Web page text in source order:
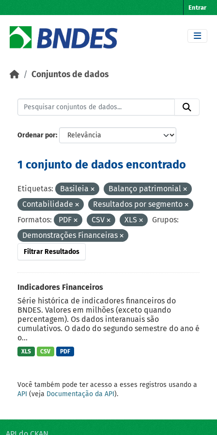
Entrar
Conjuntos de dados
Ordenar por
1 conjunto de dados encontrado
Etiquetas: Basileia
Balanço patrimonial
Contabilidade
Resultados por segmento
Formatos:
PDF CSV XLS
Grupos:
Demonstrações Financeiras
Filtrar Resultados
Indicadores Financeiros
Série histórica de indicadores financeiros do
BNDES. Valores em milhões (exceto quando
percentagem). Os dados interanuais são
cumulativos. O dado do segundo semestre do ano é
o...
XLS CSV PDF
Você também pode ter acesso a esses registros usando a
API (veja Documentação da API).